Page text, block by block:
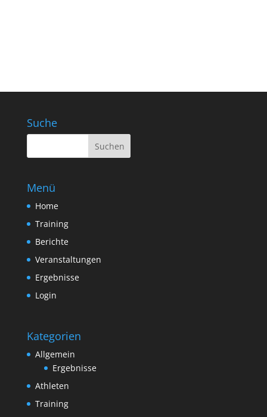
Suche
Menü
Home
Training
Berichte
Veranstaltungen
Ergebnisse
Login
Kategorien
Allgemein
Ergebnisse
Athleten
Training